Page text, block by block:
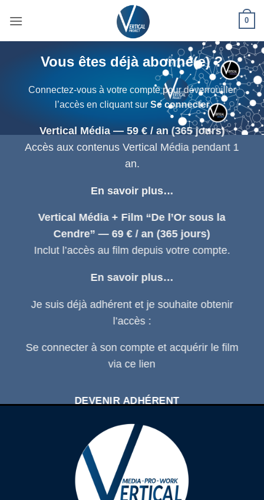
0
Vous êtes déjà abonné(e) ?
Connectez-vous à votre compte pour déverrouiller
l’accès en cliquant sur Se connecter
Vertical Média — 59 € / an (365 jours)
Accès aux contenus Vertical Média pendant 1
an.
En savoir plus…
Vertical Média + Film “De l’Or sous la
Cendre” — 69 € / an (365 jours)
Inclut l’accès au film depuis votre compte.
En savoir plus…
Je suis déjà adhérent et je souhaite obtenir
l’accès :
Se connecterà son compte et acquérir le film
via ce lien
DEVENIR ADHÉRENT
SE CONNECTER À SON COMPTE
D'ADHÉRENT